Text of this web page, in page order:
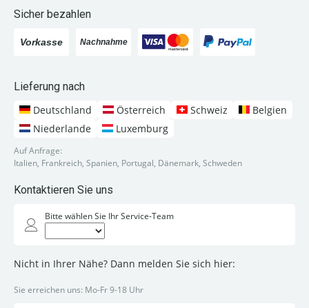
Sicher bezahlen
Lieferung nach
Deutschland
Österreich Schweiz
Belgien
Niederlande
Luxemburg
Auf Anfrage:
Italien, Frankreich, Spanien, Portugal, Dänemark, Schweden
Kontaktieren Sie uns
Bitte wählen Sie Ihr Service-Team
Nicht in Ihrer Nähe? Dann melden Sie sich hier:
Sie erreichen uns: Mo-Fr 9-18 Uhr